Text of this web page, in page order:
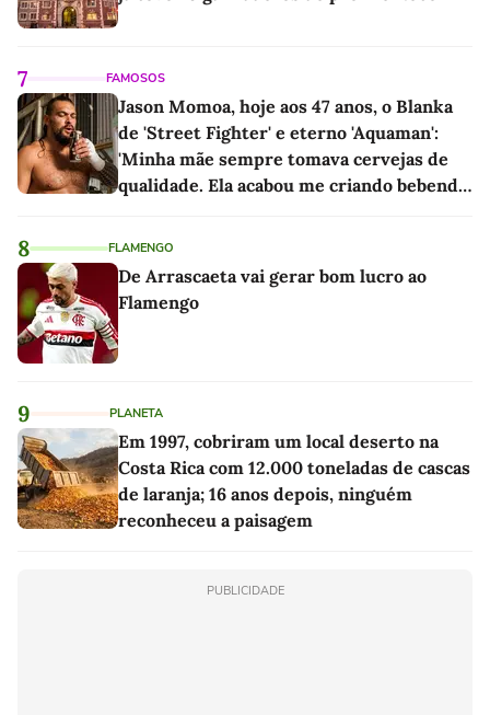
7 FAMOSOS
Jason Momoa, hoje aos 47 anos, o Blanka
de 'Street Fighter' e eterno 'Aquaman':
'Minha mãe sempre tomava cervejas de
qualidade. Ela acabou me criando bebendo
8 FLAMENGO
De Arrascaeta vai gerar bom lucro ao
Flamengo
9 PLANETA
Em 1997, cobriram um local deserto na
Costa Rica com 12.000 toneladas de cascas
de laranja; 16 anos depois, ninguém
reconheceu a paisagem
PUBLICIDADE